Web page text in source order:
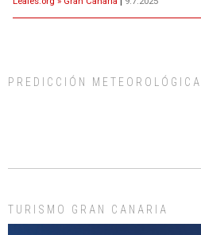
Leales.org » Gran Canaria | 9.7.2025
manso y extremadamente cari...
PREDICCIÓN METEOROLÓGICA
TURISMO GRAN CANARIA